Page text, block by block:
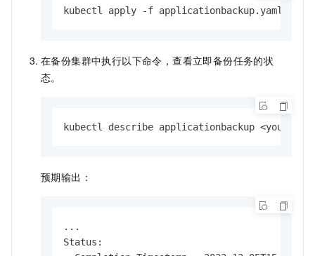
kubectl apply -f applicationbackup.yaml
在备份集群中执行以下命令，查看立即备份任务的状
态。
kubectl describe applicationbackup
预期输出：
...
Status: